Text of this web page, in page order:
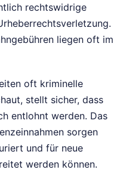
rechtswidrige
liegen oft im
oft kriminelle
stellt sicher, dass
entlohnt werden. Das
sorgen
und für neue
werden können.